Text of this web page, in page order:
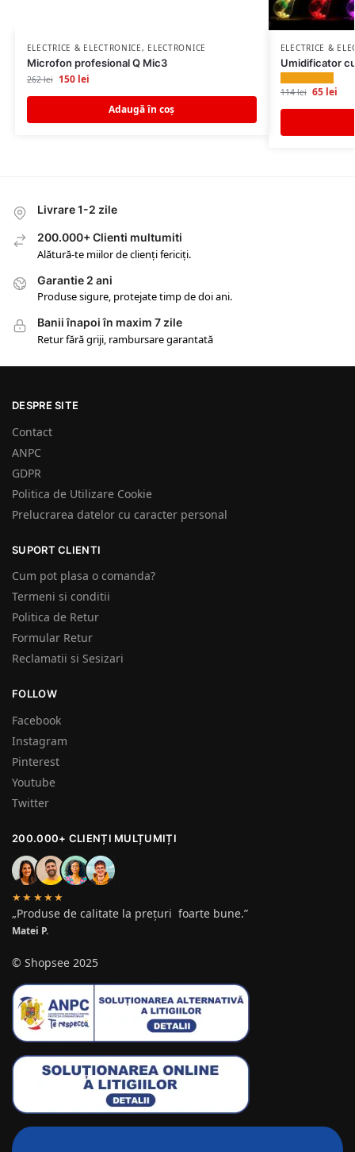
ELECTRICE & ELECTRONICE, ELECTRONICE
Microfon profesional Q Mic3
262lei 150 lei
Adaugă în coș
ELECTRICE &
Umidificator
114lei 65 lei
Livrare 1-2 zile
200.000+ Clienti multumiti
Alătură-te miilor de clienți fericiți.
Garantie 2 ani
Produse sigure, protejate timp de doi ani.
Banii înapoi în maxim 7 zile
Retur fără griji, rambursare garantată
DESPRE SITE
Contact
ANPC
GDPR
Politica de Utilizare Cookie
Prelucrarea datelor cu caracter personal
SUPORT CLIENTI
Cum pot plasa o comanda?
Termeni si conditii
Politica de Retur
Formular Retur
Reclamatii si Sesizari
FOLLOW
Facebook
Instagram
Pinterest
Youtube
Twitter
200.000+ CLIENȚI MULȚUMIȚI
★★★★★
„Produse de calitate la prețuri foarte bune.”
Matei P.
© Shopsee 2025